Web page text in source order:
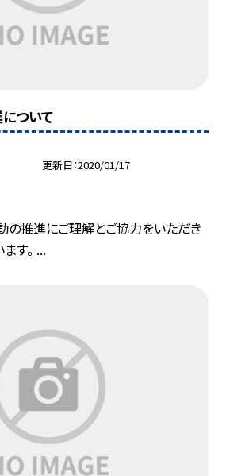
ついて
更新日 2020/01/17
の推進にご理解とご協力をいただき
す。 ...